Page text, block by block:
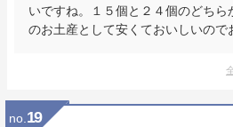
いですね。１５個と２４個のどち
のお土産として安くておいしいので
no. 19